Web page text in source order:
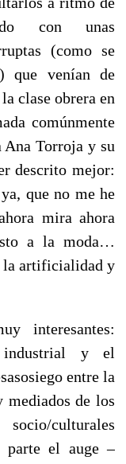
con unas
(como se
que venían de
clase obrera en
comúnmente
Torroja y su
descrito mejor:
que no me he
mira ahora
a la moda…
la artificialidad y
interesantes:
industrial y el
entre la
mediados de los
culturales
parte el auge –